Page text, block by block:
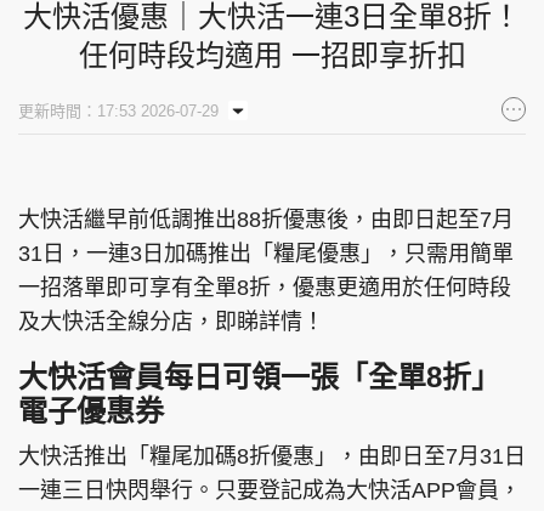
大快活優惠｜大快活一連3日全單8折！
任何時段均適用 一招即享折扣
更新時間：17:53 2026-07-29
大快活繼早前低調推出88折優惠後，由即日起至7月
31日，一連3日加碼推出「糧尾優惠」，只需用簡單
一招落單即可享有全單8折，優惠更適用於任何時段
及大快活全線分店，即睇詳情！
大快活會員每日可領一張「全單8折」
電子優惠券
大快活推出「糧尾加碼8折優惠」，由即日至7月31日
一連三日快閃舉行。只要登記成為大快活APP會員，